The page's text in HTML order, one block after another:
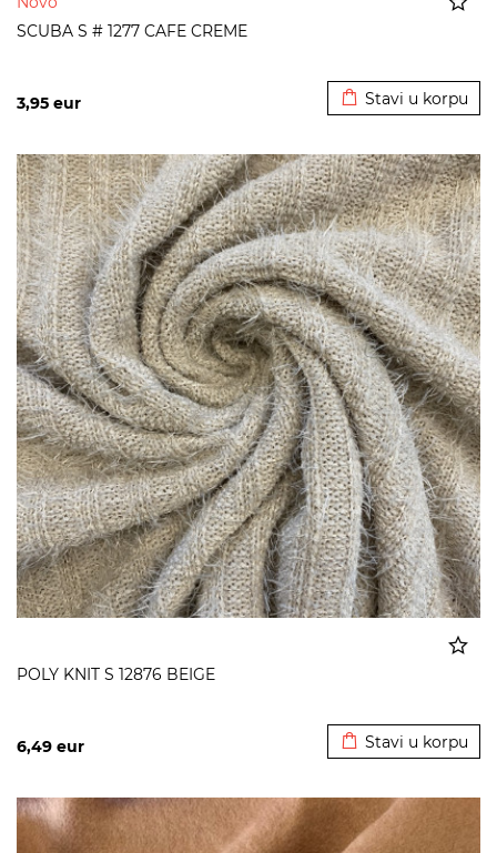
SCUBA S # 1277 CAFE CREME
3,95 eur Stavi u korpu
POLY KNIT S 12876 BEIGE
6,49 eur Stavi u korpu